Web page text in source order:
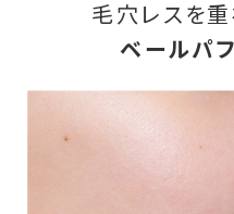
毛穴レスを
ベールパフ